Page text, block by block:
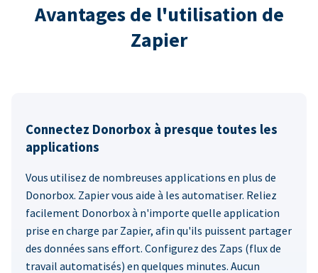
Avantages de l'utilisation de
Zapier
Connectez Donorbox à presque toutes les
applications
Vous utilisez de nombreuses applications en plus de
Donorbox. Zapier vous aide à les automatiser. Reliez
facilement Donorbox à n'importe quelle application
prise en charge par Zapier, afin qu'ils puissent partager
des données sans effort. Configurez des Zaps (flux de
travail automatisés) en quelques minutes. Aucun